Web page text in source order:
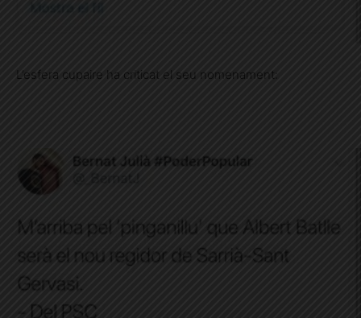
L’esfera cupaire ha criticat el seu nomenament: